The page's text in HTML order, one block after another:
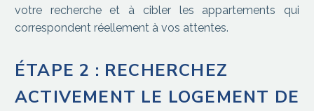
votre recherche et à cibler les appartements qui
correspondent réellement à vos attentes.
ÉTAPE 2 : RECHERCHEZ
ACTIVEMENT LE LOGEMENT DE